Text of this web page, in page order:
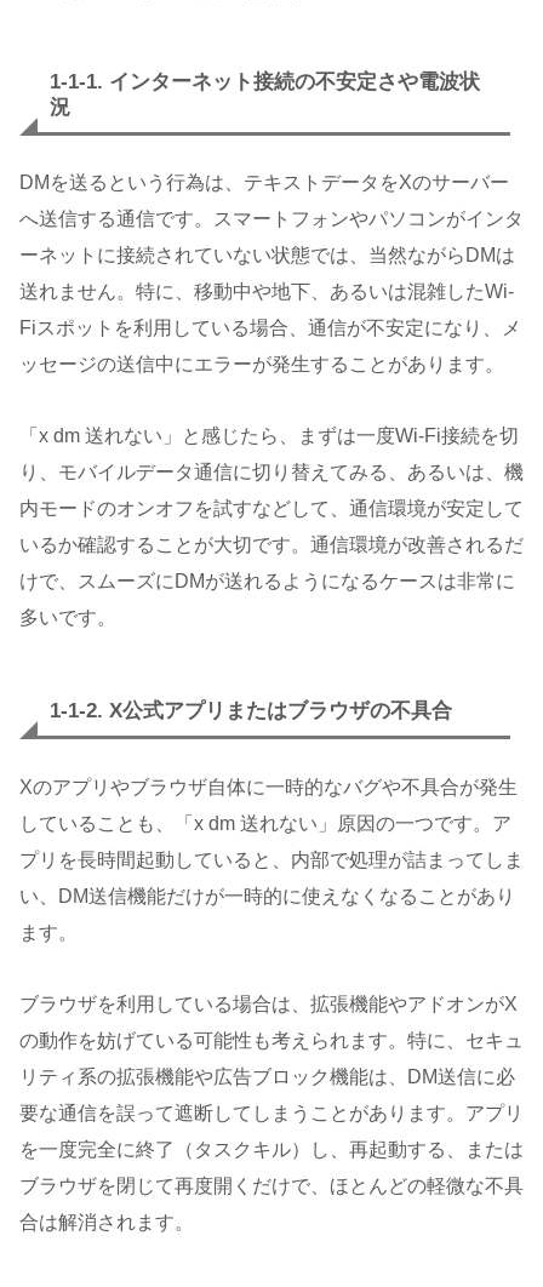
1-1-1. インターネット接続の不安定さや電波状
況
DMを送るという行為は、テキストデータをXのサーバー
へ送信する通信です。スマートフォンやパソコンがインタ
ーネットに接続されていない状態では、当然ながらDMは
送れません。特に、移動中や地下、あるいは混雑したWi-
Fiスポットを利用している場合、通信が不安定になり、メ
ッセージの送信中にエラーが発生することがあります。
「x dm 送れない」と感じたら、まずは一度Wi-Fi接続を切
り、モバイルデータ通信に切り替えてみる、あるいは、機
内モードのオンオフを試すなどして、通信環境が安定して
いるか確認することが大切です。通信環境が改善されるだ
けで、スムーズにDMが送れるようになるケースは非常に
多いです。
1-1-2. X公式アプリまたはブラウザの不具合
Xのアプリやブラウザ自体に一時的なバグや不具合が発生
していることも、「x dm 送れない」原因の一つです。ア
プリを長時間起動していると、内部で処理が詰まってしま
い、DM送信機能だけが一時的に使えなくなることがあり
ます。
ブラウザを利用している場合は、拡張機能やアドオンがX
の動作を妨げている可能性も考えられます。特に、セキュ
リティ系の拡張機能や広告ブロック機能は、DM送信に必
要な通信を誤って遮断してしまうことがあります。アプリ
を一度完全に終了（タスクキル）し、再起動する、または
ブラウザを閉じて再度開くだけで、ほとんどの軽微な不具
合は解消されます。